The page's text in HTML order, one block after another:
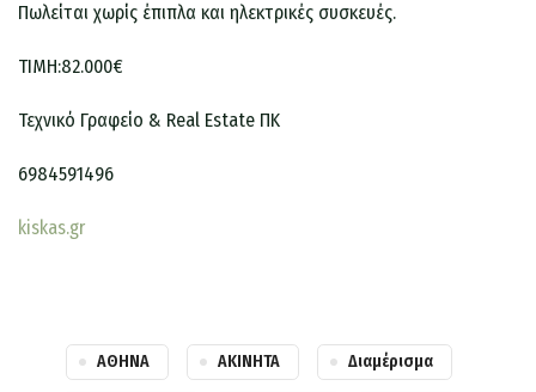
Πωλείται χωρίς έπιπλα και ηλεκτρικές συσκευές.
ΤΙΜΗ:82.000€
Τεχνικό Γραφείο & Real Estate ΠΚ
6984591496
kiskas.gr
ΑΘΗΝΑ ΑΚΙΝΗΤΑ Διαμέρισμα